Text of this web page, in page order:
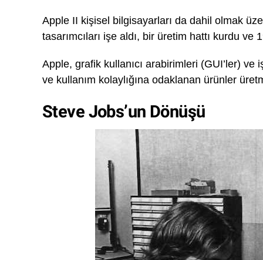
Apple II kişisel bilgisayarları da dahil olmak
tasarımcıları işe aldı, bir üretim hattı kurdu ve
Apple, grafik kullanıcı arabirimleri (GUI’ler) ve
ve kullanım kolaylığına odaklanan ürünler
Steve Jobs’un Dönüşü